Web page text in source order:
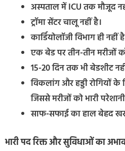
अस्पताल में ICU तक मौजूद
ट्रॉमा सेंटर चालू नहीं है।
कार्डियोलॉजी विभाग ही नहीं
एक बेड पर तीन-तीन मरीजों
15-20 दिन तक भी बेडशीट
विकलांग और हड्डी रोगियों
जिससे मरीजों को भारी
साफ-सफाई का हाल बेहद
भारी पद रिक्त और सुविधाओं का